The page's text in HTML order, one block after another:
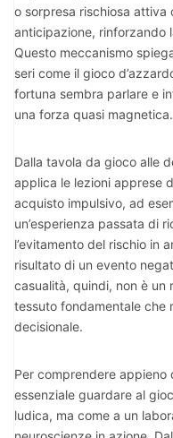
o sorpresa rischiosa attiva
anticipazione, rinforzando
Questo meccanismo
seri come il gioco
fortuna sembra parlare e
una forza quasi magnetica.
Dalla tavola da gioco alle
applica le lezioni apprese
acquisto impulsivo, ad
un’esperienza passata di
l’evitamento del rischio in
risultato di un evento
casualità, quindi, non è un
tessuto fondamentale che
decisionale.
Per comprendere appieno
essenziale guardare al
ludica, ma come a un